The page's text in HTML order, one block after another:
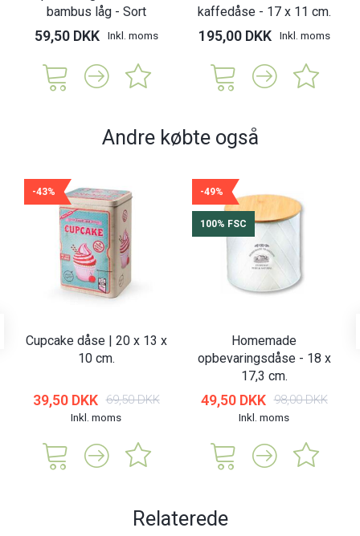
bambus låg - Sort
59,50 DKK Inkl. moms
kaffedåse - 17 x 11 cm.
195,00 DKK Inkl. moms
Andre købte også
-43%
Cupcake dåse | 20 x 13 x
10 cm.
39,50 DKK 69,50 DKK
Inkl. moms
-49%
100% FSC
Homemade
opbevaringsdåse - 18 x
17,3 cm.
49,50 DKK 98,00 DKK
Inkl. moms
Relaterede